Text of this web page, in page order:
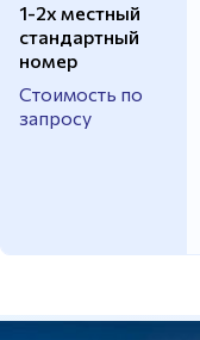
1-2х местный
стандартный
номер
Стоимость по
запросу